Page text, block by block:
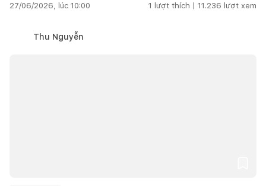
27/06/2026, lúc 10:00 1 lượt thích | 11.236 lượt xem
Thu Nguyễn